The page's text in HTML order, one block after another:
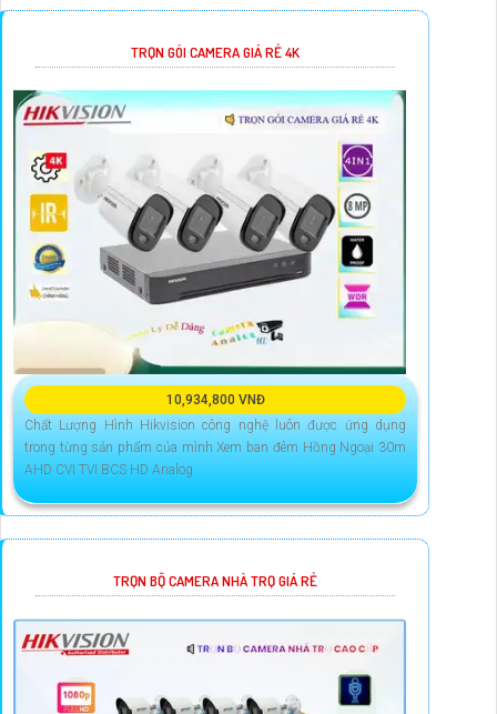
TRỌN GÓI CAMERA GIÁ RẺ 4K
10,934,800 VNĐ
Chất Lượng Hình Hikvision công nghệ luôn được ứng dụng
trong từng sản phẩm của mình Xem ban đêm Hồng Ngoại 30m
AHD CVI TVI BCS HD Analog
TRỌN BỘ CAMERA NHÀ TRỌ GIÁ RẺ